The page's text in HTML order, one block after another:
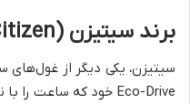
برند سیتیزن (Citizen)
سیتیزن، یکی دیگر از غول‌های
Eco-Drive خود که ساعت را با نور شارژ می‌کند، شناخته شده است.